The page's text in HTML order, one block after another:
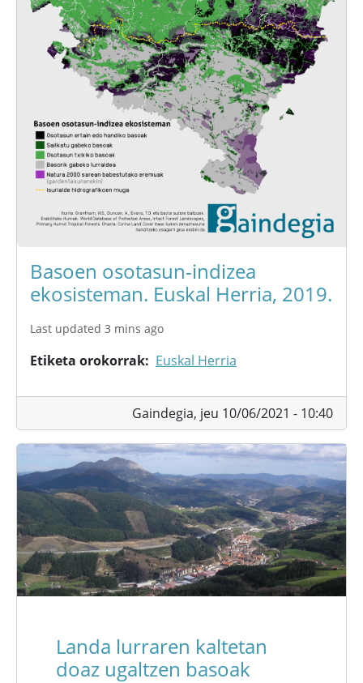
Basoen osotasun-indizea
ekosisteman. Euskal Herria, 2019.
Last updated 3 mins ago
Etiketa orokorrak Euskal Herria
Gaindegia, jeu 10/06/2021 - 10:40
Landa lurraren kaltetan
doaz ugaltzen basoak